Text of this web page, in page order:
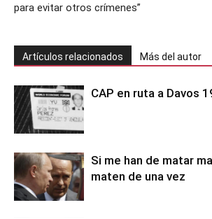
para evitar otros crímenes”
Artículos relacionados Más del autor
CAP en ruta a Davos
Si me han de matar
maten de una vez